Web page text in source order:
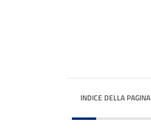
INDICE DELLA PAGINA